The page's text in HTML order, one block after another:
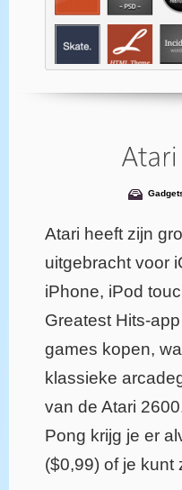
Atari heeft zijn
uitgebracht voor
iPhone, iPod
Greatest Hits-
games kopen,
klassieke
van de Atari
Pong krijg je er
($0,99) of je kunt